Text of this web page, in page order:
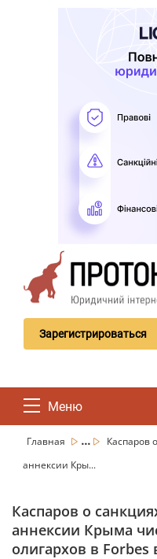
Зарегистрироваться
Меню
Главная ...
Каспаров
аннексии Кры...
Каспаров о
аннексии Крыма
олигархов в Forbes